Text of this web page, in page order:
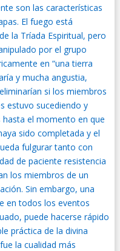
son las características
El fuego está
la Tríada Espiritual, pero
por el grupo
en “una tierra
y mucha angustia,
si los miembros
estuvo sucediendo y
el momento en que
sido completada y el
fulgurar tanto con
de paciente resistencia
los miembros de un
Sin embargo, una
en todos los eventos
puede hacerse rápido
práctica de la divina
la cualidad más